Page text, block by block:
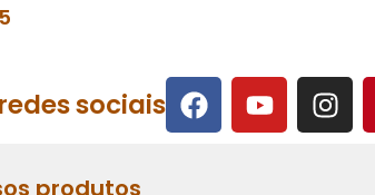
5
sociais